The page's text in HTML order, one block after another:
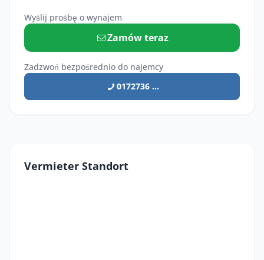
Wyślij prośbę o wynajem
Zamów teraz
Zadzwoń bezpośrednio do najemcy
0172736 ...
Vermieter Standort